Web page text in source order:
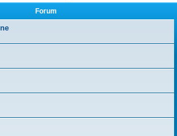
h
Forum